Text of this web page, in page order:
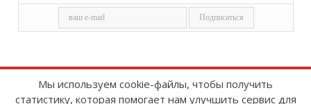
Мы используем cookie-файлы, чтобы получить
статистику, которая помогает нам улучшить сервис для